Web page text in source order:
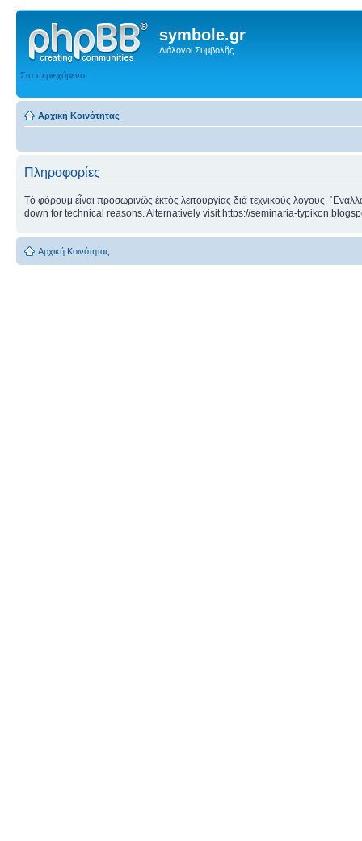
symbole.gr
Διάλογοι Συμβολῆς
Στο περιεχόμενο
Αρχική Κοινότητας
Πληροφορίες
Τὸ φόρουμ εἶναι προσωρινῶς ἐκτὸς λειτουργίας διὰ τεχνικοὺς λόγους.
down for technical reasons. Alternatively visit https://seminaria-
Αρχική Κοινότητας